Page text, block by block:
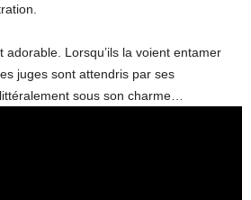
adorable. Lorsqu’ils la voient entamer
juges sont attendris par ses
sous son charme…